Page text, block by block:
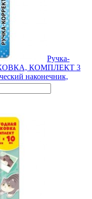
Ручка-
КОМПЛЕКТ 3
наконечник,